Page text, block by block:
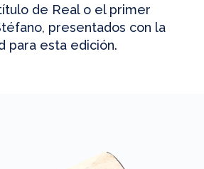
de Real o el primer
presentados con la
para esta edición.